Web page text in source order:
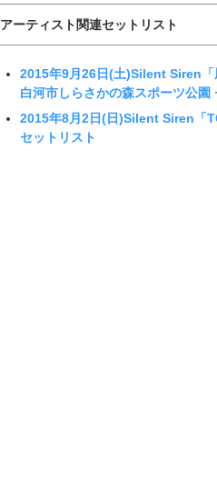
アーティスト関連セットリスト
2015年9月26日(土)Silent Siren「
白河市しらさかの森スポーツ公園
2015年8月2日(日)Silent Siren「
セットリスト